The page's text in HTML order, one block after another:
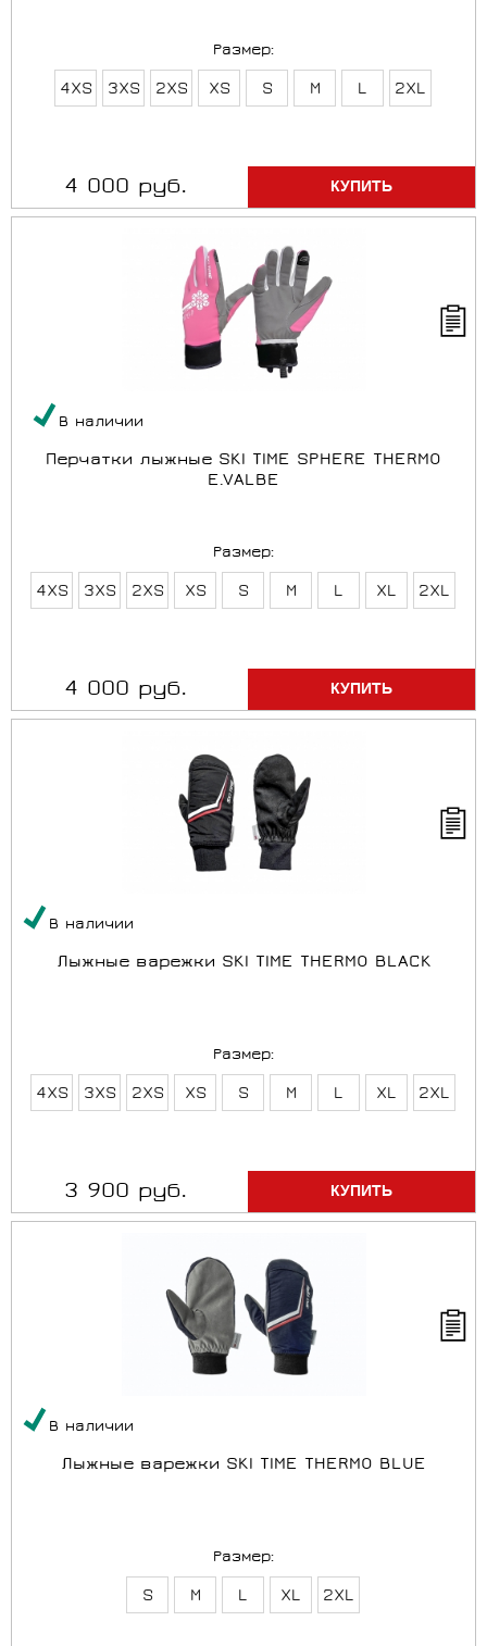
Размер:
4XS 3XS 2XS XS S M L 2XL
4 000 руб.
В наличии
Перчатки лыжные SKI TIME SPHERE THERMO
E.VALBE
Размер:
4XS 3XS 2XS XS S M L XL 2XL
4 000 руб.
В наличии
Лыжные варежки SKI TIME THERMO BLACK
Размер:
4XS 3XS 2XS XS S M L XL 2XL
3 900 руб.
В наличии
Лыжные варежки SKI TIME THERMO BLUE
Размер:
S M L XL 2XL